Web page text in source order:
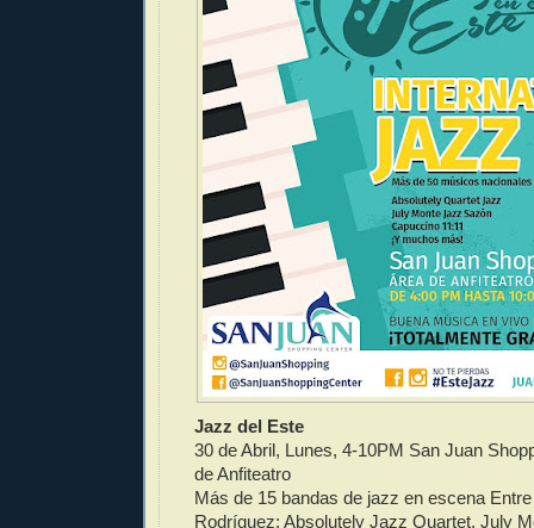
Jazz del Este
30 de Abril, Lunes, 4-10PM San Juan
de Anfiteatro
Más de 15 bandas de jazz en escena
Rodríguez; Absolutely Jazz Quartet, July